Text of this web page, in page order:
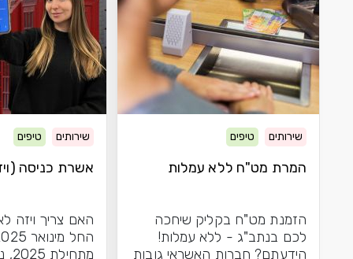
שירותים טיפים
המרת מט"ח ללא עמלות
הזמנת מט"ח בקליק שיחכה
לכם בנתב"ג - ללא עמלות!
הידעתם? חברות האשראי גובות
שירותים טיפים
אשרת כניסה
האם צריך ויזה